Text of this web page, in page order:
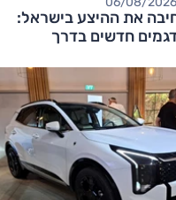
את ההיצע בישראל:
חדשים בדרך